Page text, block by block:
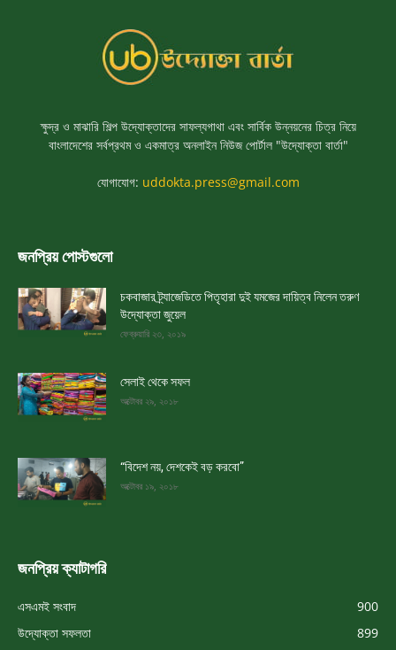
ক্ষুদ্র ও মাঝারি শিল্প উদ্যোক্তাদের সাফল্যগাথা এবং সার্বিক উন্নয়নের চিত্র নিয়ে
বাংলাদেশের সর্বপ্রথম ও একমাত্র অনলাইন নিউজ পোর্টাল "উদ্যোক্তা বার্তা"
যোগাযোগ: uddokta.press@gmail.com
জনপ্রিয় পোস্টগুলো
চকবাজার ট্র্যাজেডিতে পিতৃহারা দুই যমজের দায়িত্ব নিলেন তরুণ
উদ্যোক্তা জুয়েল
ফেব্রুয়ারি ২৩, ২০১৯
সেলাই থেকে সফল
অক্টোবর ২৯, ২০১৮
“বিদেশ নয়, দেশকেই বড় করবো”
অক্টোবর ১৯, ২০১৮
জনপ্রিয় ক্যাটাগরি
এসএমই সংবাদ
900
উদ্যোক্তা সফলতা
899